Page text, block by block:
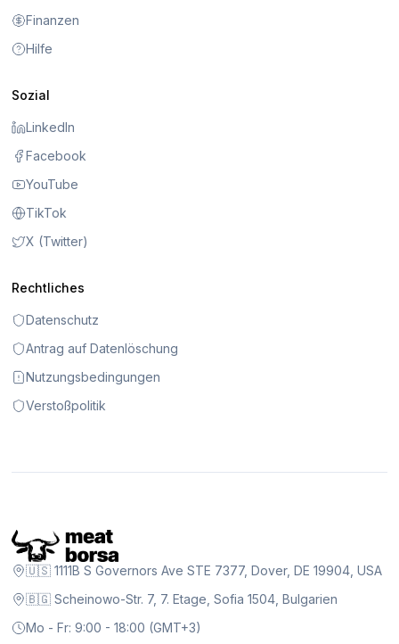
Finanzen
Hilfe
Sozial
LinkedIn
Facebook
YouTube
TikTok
X (Twitter)
Rechtliches
Datenschutz
Antrag auf Datenlöschung
Nutzungsbedingungen
Verstoßpolitik
🇺🇸 1111B S Governors Ave STE 7377, Dover, DE 19904, USA
🇧🇬 Scheinowo-Str. 7, 7. Etage, Sofia 1504, Bulgarien
Mo - Fr: 9:00 - 18:00 (GMT+3)